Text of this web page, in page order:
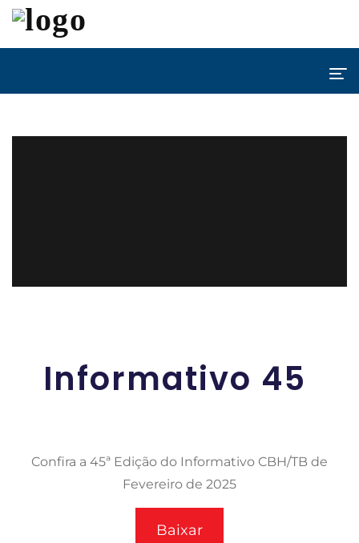
Informativo 45
Confira a 45ª Edição do Informativo CBH/TB de
Fevereiro de 2025
Baixar